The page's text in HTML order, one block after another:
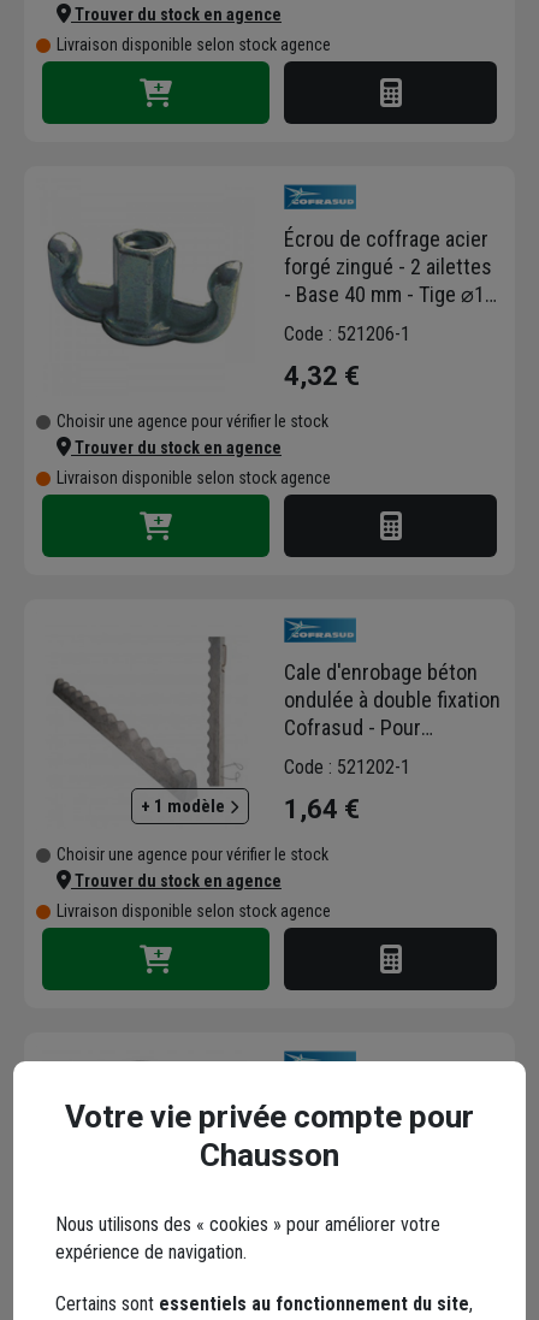
Trouver du stock en agence
Livraison disponible selon stock agence
Écrou de coffrage acier
forgé zingué - 2 ailettes
- Base 40 mm - Tige ⌀17
mm
Code : 521206-1
4,32 €
Choisir une agence pour vérifier le stock
Trouver du stock en agence
Livraison disponible selon stock agence
+ 1 modèle
Cale d'enrobage béton
ondulée à double fixation
Cofrasud - Pour
enrobage hauteur 40,00
MM
Code : 521202-1
1,64 €
Choisir une agence pour vérifier le stock
Trouver du stock en agence
Livraison disponible selon stock agence
Espaceur de coffrage
aimanté en plastique
Cofrasud - réutilisable -
29,66 €
Trouver du stock en agence
Votre vie privée compte pour
Chausson
Nous utilisons des « cookies » pour améliorer votre
expérience de navigation.
Certains sont essentiels au fonctionnement du site,